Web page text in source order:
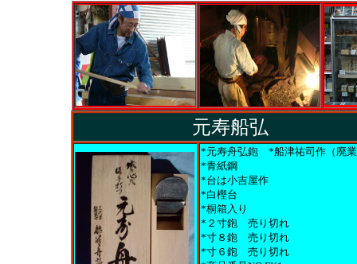
元寿船弘
*元寿舟弘鉋 *船津祐司作（廃
*青紙鋼
*台は小吉屋作
*白樫台
*桐箱入り
*２寸鉋 売り切れ
*寸８鉋 売り切れ
*寸６鉋 売り切れ